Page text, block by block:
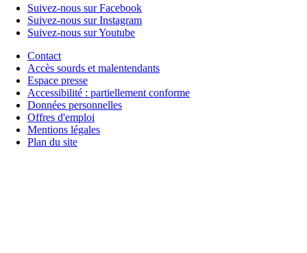
Suivez-nous sur Facebook
Suivez-nous sur Instagram
Suivez-nous sur Youtube
Contact
Accès sourds et malentendants
Espace presse
Accessibilité : partiellement conforme
Données personnelles
Offres d'emploi
Mentions légales
Plan du site